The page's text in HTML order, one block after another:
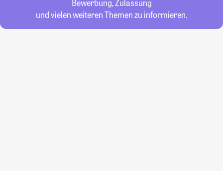
Bewerbung, Zulassung
und vielen weiteren Themen zu informieren.